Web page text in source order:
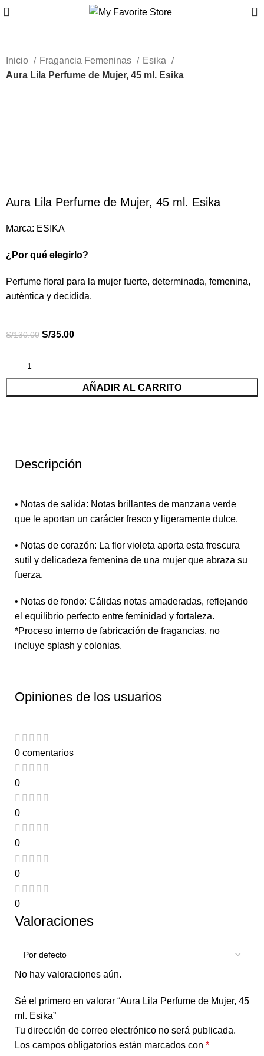
0
Inicio Fragancia Femeninas
Esika
Aura Lila Perfume de Mujer, 45 ml. Esika
Aura Lila Perfume de Mujer, 45 ml. Esika
Marca: ESIKA
¿Por qué elegirlo?
Perfume floral para la mujer fuerte, determinada, femenina,
auténtica y decidida.
S/130.00 S/35.00
AÑADIR AL CARRITO
Descripción
• Notas de salida: Notas brillantes de manzana verde
que le aportan un carácter fresco y ligeramente dulce.
• Notas de corazón: La flor violeta aporta esta frescura
sutil y delicadeza femenina de una mujer que abraza su
fuerza.
• Notas de fondo: Cálidas notas amaderadas, reflejando
el equilibrio perfecto entre feminidad y fortaleza.
*Proceso interno de fabricación de fragancias, no
incluye splash y colonias.
Opiniones de los usuarios
0 comentarios
0
0
0
0
0
Valoraciones
No hay valoraciones aún.
Sé el primero en valorar “Aura Lila Perfume de Mujer, 45
ml. Esika”
Tu dirección de correo electrónico no será publicada.
Los campos obligatorios están marcados con *